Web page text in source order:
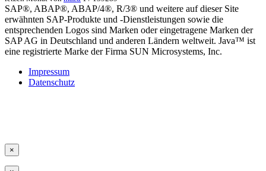
SAP®, ABAP®, ABAP/4®, R/3® und weitere auf dieser Site
erwähnten SAP-Produkte und -Dienstleistungen sowie die
entsprechenden Logos sind Marken oder eingetragene Marken der
SAP AG in Deutschland und anderen Ländern weltweit. Java™ ist
eine registrierte Marke der Firma SUN Microsystems, Inc.
Impressum
Datenschutz
×